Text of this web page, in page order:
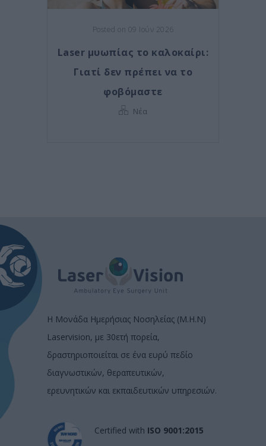
Posted on 09 Ιούν 2026
Laser μυωπίας το καλοκαίρι:
Γιατί δεν πρέπει να το
φοβόμαστε
Νέα
Η Μονάδα Ημερήσιας Νοσηλείας (Μ.Η.Ν)
Laservision, με 30ετή πορεία,
δραστηριοποιείται σε ένα ευρύ πεδίο
διαγνωστικών, θεραπευτικών,
ερευνητικών και εκπαιδευτικών υπηρεσιών.
Certified with ISO 9001:2015